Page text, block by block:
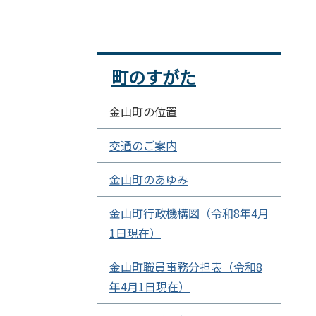
町のすがた
金山町の位置
交通のご案内
金山町のあゆみ
金山町行政機構図（令和8年4月
1日現在）
金山町職員事務分担表（令和8
年4月1日現在）